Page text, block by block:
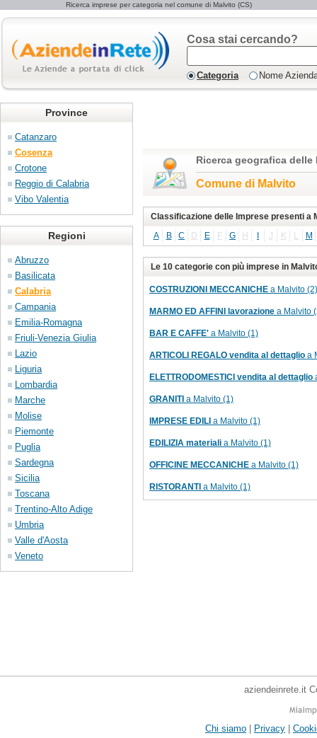
Ricerca imprese per categoria nel comune di Malvito (CS)
Cosa stai cercando?
Categoria Nome
Province
Catanzaro
Cosenza
Crotone
Reggio di Calabria
Vibo Valentia
Regioni
Abruzzo
Basilicata
Calabria
Campania
Emilia-Romagna
Friuli-Venezia Giulia
Lazio
Liguria
Lombardia
Marche
Molise
Piemonte
Puglia
Sardegna
Sicilia
Toscana
Trentino-Alto Adige
Umbria
Valle d'Aosta
Veneto
Ricerca geografica delle
Comune di Malvito
Classificazione delle Imprese presenti a
A
B C D E F G H J K L M
Le 10 categorie con più imprese in
COSTRUZIONI MECCANICHE a Malvito (2)
MARMO ED AFFINI lavorazione a Malvito
BAR E CAFFE' a Malvito (1)
ARTICOLI REGALO vendita al dettaglio a
ELETTRODOMESTICI vendita al dettaglio
GRANITI a Malvito (1)
IMPRESE EDILI a Malvito (1)
EDILIZIA materiali a Malvito (1)
OFFICINE MECCANICHE a Malvito (1)
RISTORANTI a Malvito (1)
aziendeinrete.it
Chi siamo | Privacy |